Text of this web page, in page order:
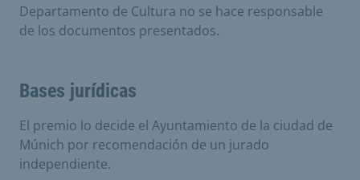
Departamento de Cultura no se hace responsable
de los documentos presentados.
Bases jurídicas
El premio lo decide el Ayuntamiento de la ciudad de
Múnich por recomendación de un jurado
independiente.